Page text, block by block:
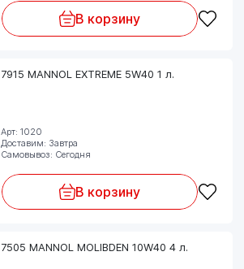
В корзину
7915 MANNOL EXTREME 5W40 1 л.
Арт: 1020
Доставим: Завтра
Самовывоз: Сегодня
В корзину
7505 MANNOL MOLIBDEN 10W40 4 л.